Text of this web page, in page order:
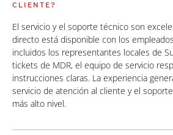
CLIENTE?
El servicio y el soporte técnico son
directo está disponible con los
incluidos los representantes locales de
tickets de MDR, el equipo de servicio
instrucciones claras. La experiencia
servicio de atención al cliente y el
más alto nivel.